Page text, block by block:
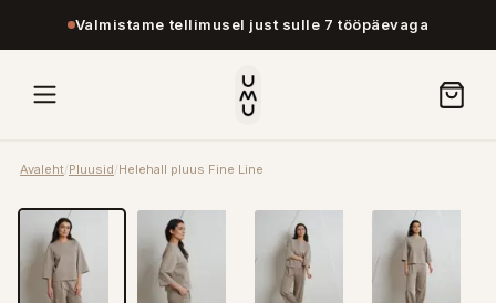
Valmistame tellimusel just sulle 7 tööpäevaga
Avaleht/Pluusid/Helehall pluus Fine Line